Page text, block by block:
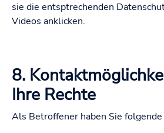
sie die entsptrechenden
Videos anklicken.
8.
Ihre Rechte
Als Betroffener haben Sie folgende